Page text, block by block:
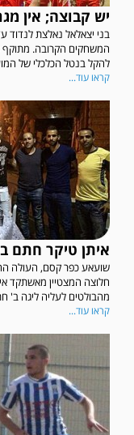
יש קבוצה; אין
בני יצאלאל נאלצת
המשחקים הקרובה. מתוקף
להקל בנטל הכלכלי של
קראו עוד...
איתן טיקר חתם
שועאע כפר קסם, העולה
מהבולטים לעליה ליגה ב'
קראו עוד...